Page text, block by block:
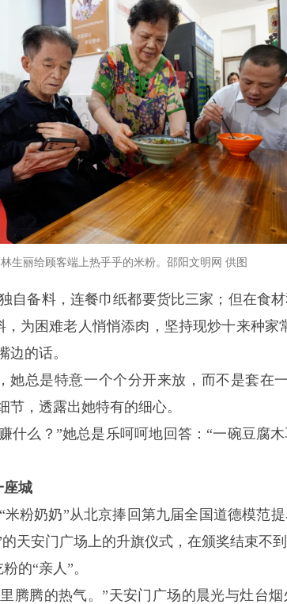
林生丽给顾客端上热乎乎的米粉。邵阳文明网 供图
自备料，连餐巾纸都要货比三家；但在食
，为困难老人悄悄添肉，坚持现炒十来种
边的话。
她总是特意一个个分开来放，而不是套在
，透露出她特有的细心。
什么？”她总是乐呵呵地回答：“一碗豆腐
座城
米粉奶奶”从北京捧回第九届全国道德模范
天安门广场上的升旗仪式，在颁奖结束不
的“亲人”。
腾腾的热气。”天安门广场的晨光与灶台